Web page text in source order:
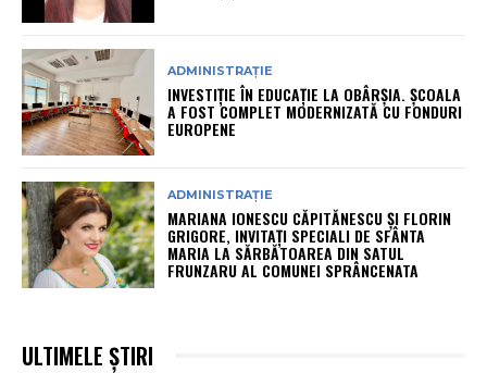
ADMINISTRAȚIE
INVESTIȚIE ÎN EDUCAȚIE LA OBÂRȘIA. ȘCOALA
A FOST COMPLET MODERNIZATĂ CU FONDURI
EUROPENE
ADMINISTRAȚIE
MARIANA IONESCU CĂPITĂNESCU ȘI FLORIN
GRIGORE, INVITAȚI SPECIALI DE SFÂNTA
MARIA LA SĂRBĂTOAREA DIN SATUL
FRUNZARU AL COMUNEI SPRÂNCENATA
ULTIMELE ȘTIRI